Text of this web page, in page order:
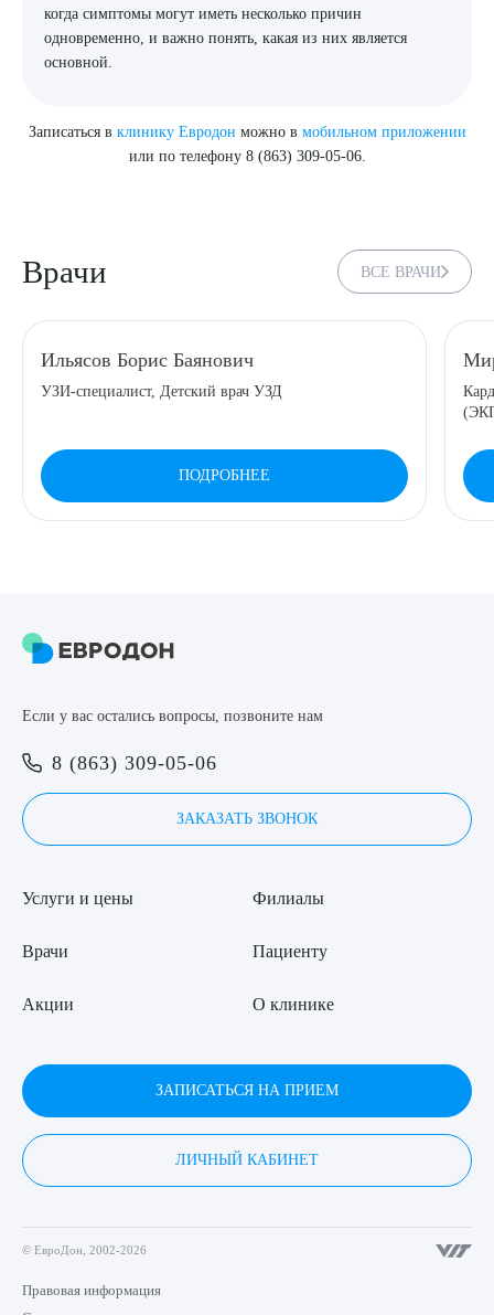
когда симптомы могут иметь несколько причин
одновременно, и важно понять, какая из них является
основной.
Записаться в клинику Евродон можно в мобильном приложении
или по телефону 8 (863) 309-05-06.
Врачи ВСЕ ВРАЧИ
Ильясов Борис Баянович
УЗИ-специалист, Детский врач УЗД
ПОДРОБНЕЕ
Если у вас остались вопросы, позвоните нам
8 (863) 309-05-06
ЗАКАЗАТЬ ЗВОНОК
Услуги и цены
Врачи
Акции
Филиалы
Пациенту
О клинике
ЗАПИСАТЬСЯ НА ПРИЕМ
ЛИЧНЫЙ КАБИНЕТ
© ЕвроДон, 2002-2026
Правовая информация